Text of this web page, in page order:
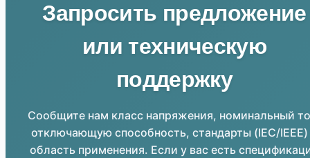
Запросить предложение
или техническую
поддержку
Сообщите нам класс напряжения, номинальный
отключающую способность, стандарты (IEC/
область применения. Если у вас есть